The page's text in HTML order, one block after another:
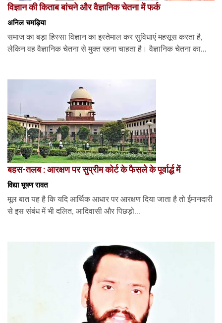
विज्ञान की किताब बांचने और वैज्ञानिक चेतना में फर्क
अनिल चमड़िया
समाज का बड़ा हिस्सा विज्ञान का इस्तेमाल कर सुविधाएं महसूस करता है,
लेकिन वह वैज्ञानिक चेतना से मुक्त रहना चाहता है। वैज्ञानिक चेतना का...
बहस-तलब : आरक्षण पर सुप्रीम कोर्ट के फैसले के पूर्वार्द्ध में
विद्या भूषण रावत
मूल बात यह है कि यदि आर्थिक आधार पर आरक्षण दिया जाता है तो ईमानदारी
से इस संबंध में भी दलित, आदिवासी और पिछड़ो...